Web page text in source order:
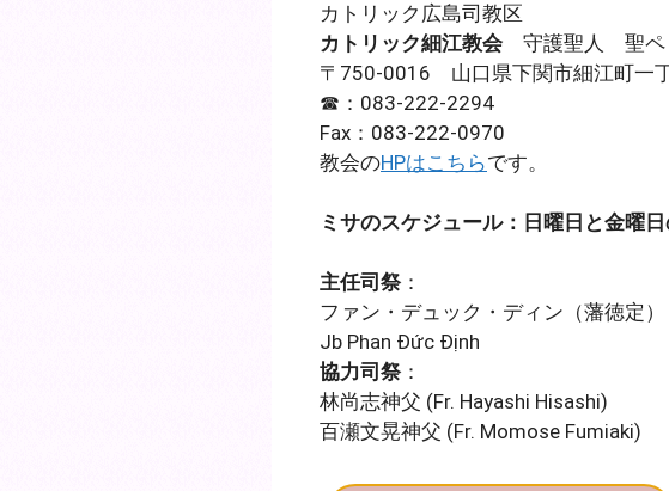
カトリック広島司教区
カトリック細江教会 守護聖人 聖ペ
〒750-0016 山口県下関市細江町一
☎：083-222-2294
Fax：083-222-0970
教会のHPはこちらです。
ミサのスケジュール：日曜日と金曜
主任司祭 ：
ファン・デュック・ディン（藩徳定）
Jb Phan Đức Định
協力司祭 ：
林尚志神父 (Fr. Hayashi Hisashi)
百瀬文晃神父 (Fr. Momose Fumiaki)